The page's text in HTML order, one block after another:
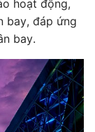
hoạt động,
bay, đáp ứng
bay.